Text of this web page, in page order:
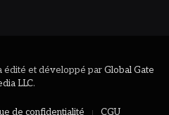
édité et développé parGlobal Gate
LLC.
de confidentialité CGU